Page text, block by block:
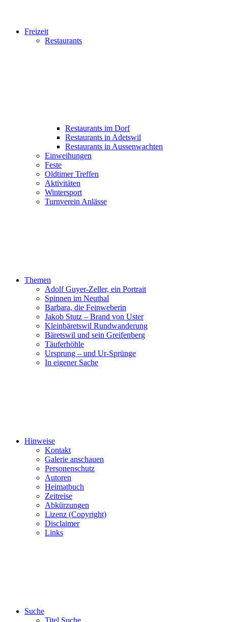
Freizeit
Restaurants
Restaurants im Dorf
Restaurants in Adetswil
Restaurants in Aussenwachten
Einweihungen
Feste
Oldtimer Treffen
Aktivitäten
Wintersport
Turnverein Anlässe
Themen
Adolf Guyer-Zeller, ein Portrait
Spinnen im Neuthal
Barbara, die Feinweberin
Jakob Stutz – Brand von Uster
Kleinbäretswil Rundwanderung
Bäretswil und sein Greifenberg
Täuferhöhle
Ursprung – und Ur-Sprünge
In eigener Sache
Hinweise
Kontakt
Galerie anschauen
Personenschutz
Autoren
Heimatbuch
Zeitreise
Abkürzungen
Lizenz (Copyright)
Disclaimer
Links
Suche
Titel Suche